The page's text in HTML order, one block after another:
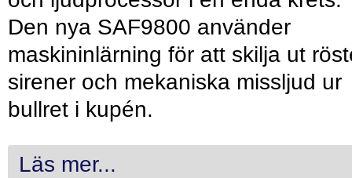
Den nya SAF9800 använder
maskininlärning för att skilja ut
sirener och mekaniska missljud ur
bullret i kupén.
Läs mer...